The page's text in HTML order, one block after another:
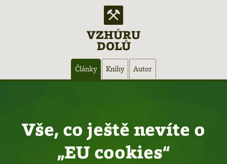
VZHŮRU
DOLŮ
Články Knihy Autor
Vše, co ještě nevíte o
„EU cookies“